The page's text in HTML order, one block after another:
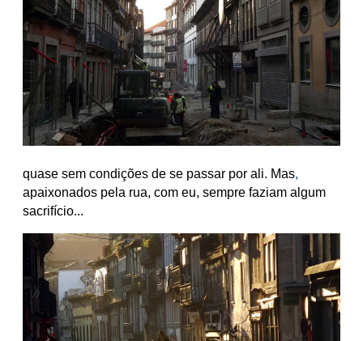
quase sem condições de se passar por ali. Mas,
apaixonados pela rua, com eu, sempre faziam algum
sacrifício...